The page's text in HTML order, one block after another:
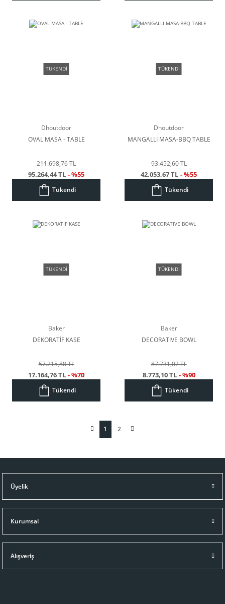
TÜKENDİ
Dhoutdoor
OVAL MASA - TABLE
211.698,76 TL
95.264,44 TL - %55
Tükendi
TÜKENDİ
Dhoutdoor
MANGALLI MASA-BBQ TABLE
93.452,60 TL
42.053,67 TL - %55
Tükendi
TÜKENDİ
Baker
DEKORATİF KASE
57.215,88 TL
17.164,76 TL - %70
Tükendi
TÜKENDİ
Baker
DECORATIVE BOWL
87.731,02 TL
8.773,10 TL - %90
Tükendi
1 2
Üyelik
Kurumsal
Alışveriş